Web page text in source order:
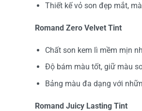
Thiết kế vỏ son đẹp mắt,
Romand Zero Velvet Tint
Chất son kem lì mềm mịn
Độ bám màu tốt, giữ màu
Bảng màu đa dạng với
Romand Juicy Lasting Tint